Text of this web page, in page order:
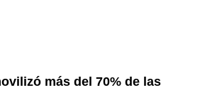
más del 70% de las